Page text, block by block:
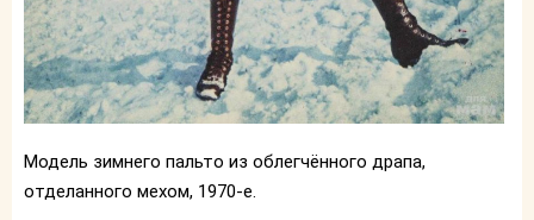
Модель зимнего пальто из облегчённого драпа,
отделанного мехом, 1970-е.